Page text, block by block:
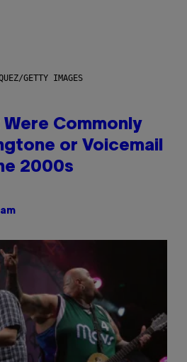
GETTY IMAGES
Commonly
or Voicemail
2000s